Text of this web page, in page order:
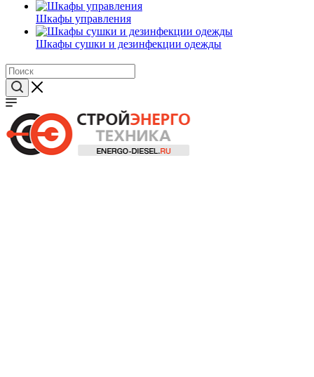
Шкафы управления
Шкафы сушки и дезинфекции одежды